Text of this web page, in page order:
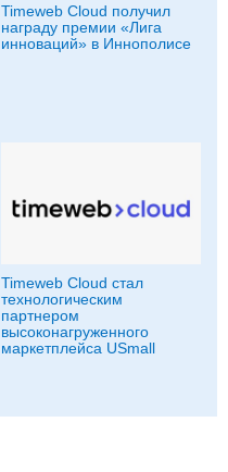
Timeweb Cloud получил
награду премии «Лига
инноваций» в Иннополисе
Timeweb Cloud стал
технологическим
партнером
высоконагруженного
маркетплейса USmall